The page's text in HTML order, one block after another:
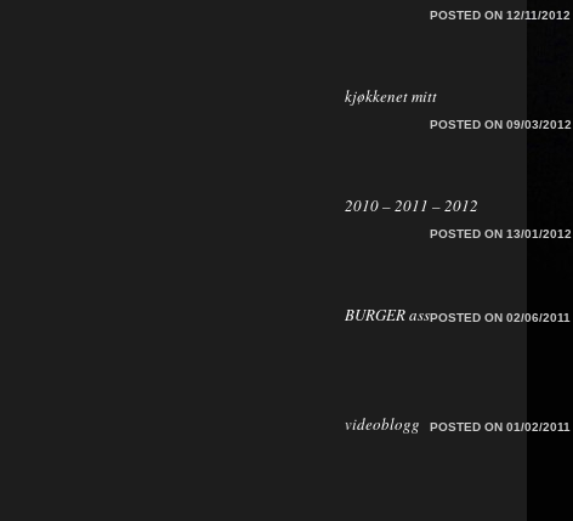
POSTED ON 12/11/2012
kjøkkenet mitt
POSTED ON 09/03/2012
2010 – 2011 – 2012
POSTED ON 13/01/2012
BURGER assPOSTED ON 02/06/2011
videoblogg POSTED ON 01/02/2011